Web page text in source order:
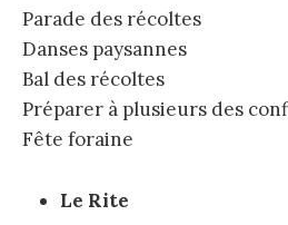
Parade des récoltes
Danses paysannes
Bal des récoltes
Préparer à plusieurs des
Fête foraine
Le Rite